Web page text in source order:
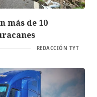
más de 10
REDACCIÓN TYT